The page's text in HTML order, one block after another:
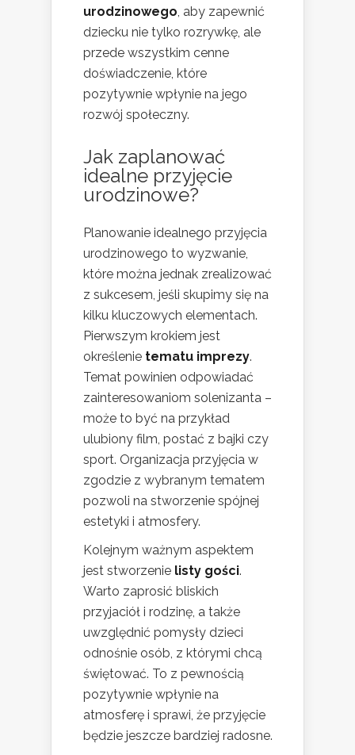
urodzinowego, aby zapewnić
dziecku nie tylko rozrywkę, ale
przede wszystkim cenne
doświadczenie, które
pozytywnie wpłynie na jego
rozwój społeczny.
Jak zaplanować
idealne przyjęcie
urodzinowe?
Planowanie idealnego przyjęcia
urodzinowego to wyzwanie,
które można jednak zrealizować
z sukcesem, jeśli skupimy się na
kilku kluczowych elementach.
Pierwszym krokiem jest
określenie tematu imprezy.
Temat powinien odpowiadać
zainteresowaniom solenizanta –
może to być na przykład
ulubiony film, postać z bajki czy
sport. Organizacja przyjęcia w
zgodzie z wybranym tematem
pozwoli na stworzenie spójnej
estetyki i atmosfery.
Kolejnym ważnym aspektem
jest stworzenie listy gości.
Warto zaprosić bliskich
przyjaciół i rodzinę, a także
uwzględnić pomysły dzieci
odnośnie osób, z którymi chcą
świętować. To z pewnością
pozytywnie wpłynie na
atmosferę i sprawi, że przyjęcie
będzie jeszcze bardziej radosne.